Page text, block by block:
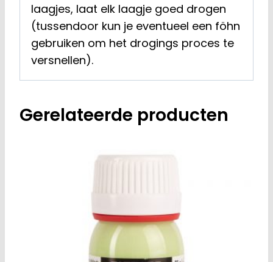
laagjes, laat elk laagje goed drogen
(tussendoor kun je eventueel een föhn
gebruiken om het drogings proces te
versnellen).
Gerelateerde producten